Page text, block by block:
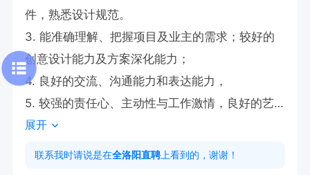
件，熟悉设计规范。
3. 能准确理解、把握项目及业主的需求；较好的
创意设计能力及方案深化能力；
4. 良好的交流、沟通能力和表达能力，
5. 较强的责任心、主动性与工作激情，良好的艺
术修养与审美眼光；
福利待遇:
展开
联系我时请说是在全洛阳直聘 上看到的，谢谢！